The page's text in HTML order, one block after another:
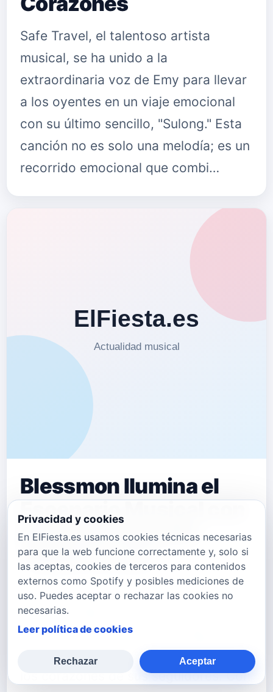
Safe Travel, el talentoso artista
musical, se ha unido a la
extraordinaria voz de Emy para llevar
a los oyentes en un viaje emocional
con su último sencillo, "Sulong." Esta
canción no es solo una melodía; es un
recorrido emocional que combi…
Blessmon Ilumina el
Escenario Musical con
su Nuevo Sencillo
"Dame La Luz"
El talentoso artista español Blessmon
está de regreso en el escenario
musical, y esta vez trae consigo un
nuevo sencillo que promete iluminar
los corazones de sus seguidores. Con
Privacidad y cookies
En ElFiesta.es usamos cookies técnicas necesarias
para que la web funcione correctamente y, solo si
las aceptas, cookies de terceros para contenidos
externos como Spotify y posibles mediciones de
uso. Puedes aceptar o rechazar las cookies no
necesarias.
Leer política de cookies
Rechazar Aceptar